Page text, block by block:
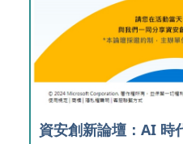
資安創新論壇：AI 時